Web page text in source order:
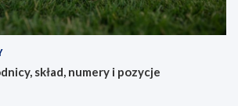
skład, numery i pozycje